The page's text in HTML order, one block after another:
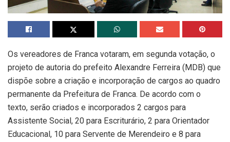
Os vereadores de Franca votaram, em segunda votação, o
projeto de autoria do prefeito Alexandre Ferreira (MDB) que
dispõe sobre a criação e incorporação de cargos ao quadro
permanente da Prefeitura de Franca. De acordo com o
texto, serão criados e incorporados 2 cargos para
Assistente Social, 20 para Escriturário, 2 para Orientador
Educacional, 10 para Servente de Merendeiro e 8 para